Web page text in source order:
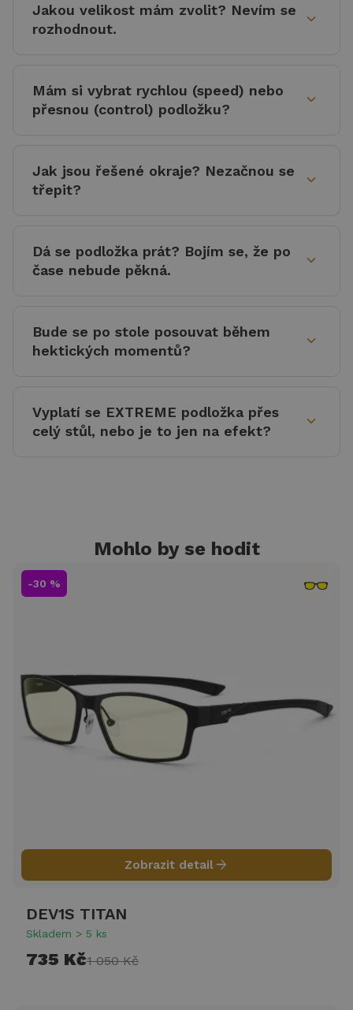
Jakou velikost mám zvolit? Nevím se
rozhodnout.
expand_more
Mám si vybrat rychlou (speed) nebo
přesnou (control) podložku?
expand_more
Jak jsou řešené okraje? Nezačnou se
třepit?
expand_more
Dá se podložka prát? Bojím se, že po
čase nebude pěkná.
expand_more
Bude se po stole posouvat během
hektických momentů?
expand_more
Vyplatí se EXTREME podložka přes
celý stůl, nebo je to jen na efekt?
expand_more
Mohlo by se hodit
-30 %
Zobrazit detailarrow_forward
DEV1S TITAN
Skladem > 5 ks
735 Kč1 050 Kč